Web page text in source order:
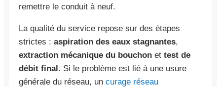
remettre le conduit à neuf.
La qualité du service repose sur des étapes
strictes : aspiration des eaux stagnantes,
extraction mécanique du bouchon et test de
débit final. Si le problème est lié à une usure
générale du réseau, un curage réseau